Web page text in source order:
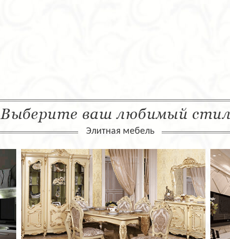
Выберите ваш любимый
Элитная мебель